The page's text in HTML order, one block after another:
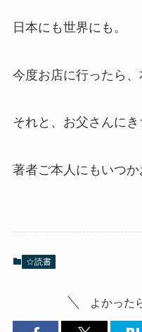
日本にも世界にも。
今度お店に行ったら、
それと、お父さんにき
著者ご本人にもいつか
☆読書
よかった